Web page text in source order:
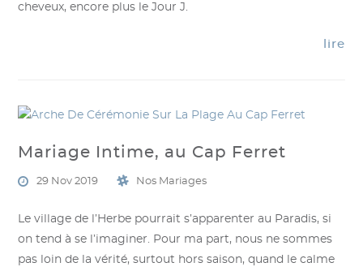
cheveux, encore plus le Jour J.
lire
Mariage Intime, au Cap Ferret
29 Nov 2019 Nos Mariages
Le village de l’Herbe pourrait s’apparenter au Paradis, si
on tend à se l’imaginer. Pour ma part, nous ne sommes
pas loin de la vérité, surtout hors saison, quand le calme